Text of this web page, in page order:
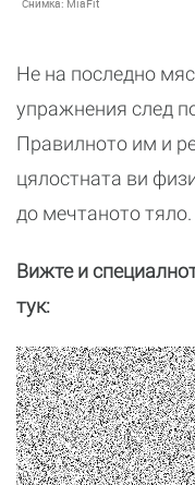
Снимка: MiaFit
Не на последно
упражнения след
Правилното им и
цялостната ви
до мечтаното тяло.
Вижте и
тук: